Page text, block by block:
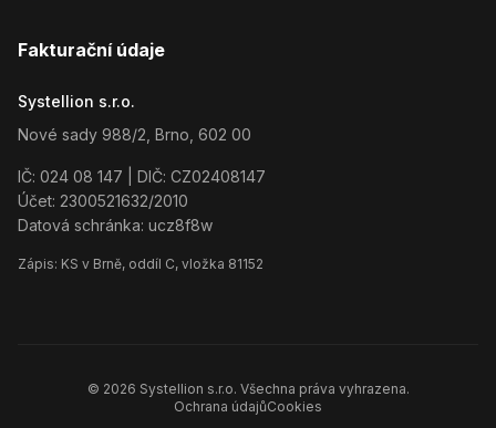
Fakturační údaje
Systellion s.r.o.
Nové sady 988/2, Brno, 602 00
IČ: 024 08 147 | DIČ: CZ02408147
Účet: 2300521632/2010
Datová schránka: ucz8f8w
Zápis: KS v Brně, oddíl C, vložka 81152
© 2026 Systellion s.r.o. Všechna práva vyhrazena.
Ochrana údajůCookies